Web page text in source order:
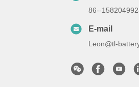
86--
E-mail
Leon@tl-